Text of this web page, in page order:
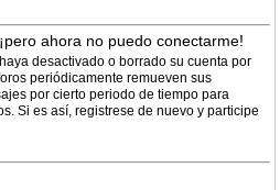
ahora no puedo conectarme!
desactivado o borrado su cuenta por
periódicamente remueven sus
por cierto periodo de tiempo para
Si es así, registrese de nuevo y participe